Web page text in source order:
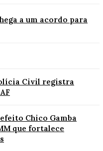
a um acordo para
Civil registra
Chico Gamba
que fortalece